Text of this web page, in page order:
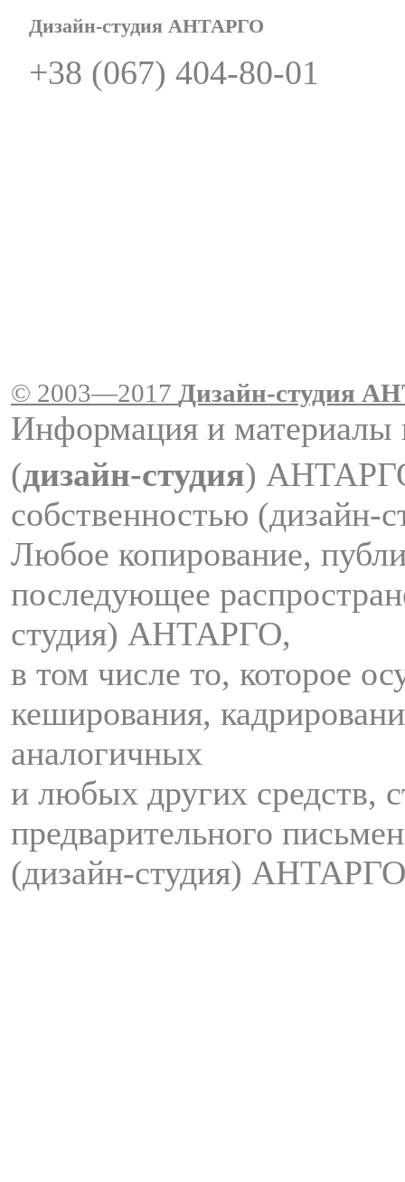
Дизайн-студия АНТАРГО
+38 (067) 404-80-01
© 2003—2017 Дизайн-студия
Информация и материалы
(дизайн-студия)
собственностью
Любое копирование,
последующее
студия) АНТАРГО,
в том числе то, которое
кеширования,
аналогичных
и любых других средств,
предварительного
(дизайн-студия)